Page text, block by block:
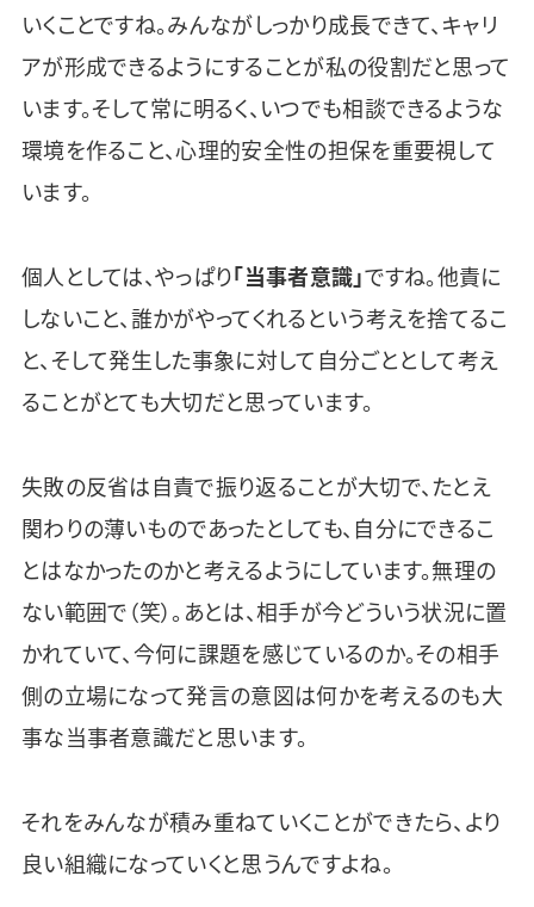
いくことですね。みんながしっかり成長できて、キャリ
アが形成できるようにすることが私の役割だと思って
います。そして常に明るく、いつでも相談できるような
環境を作ること、心理的安全性の担保を重要視して
います。
個人としては、やっぱり「当事者意識」ですね。他責に
しないこと、誰かがやってくれるという考えを捨てるこ
と、そして発生した事象に対して自分ごととして考え
ることがとても大切だと思っています。
失敗の反省は自責で振り返ることが大切で、たとえ
関わりの薄いものであったとしても、自分にできるこ
とはなかったのかと考えるようにしています。無理の
ない範囲で（笑）。あとは、相手が今どういう状況に置
かれていて、今何に課題を感じているのか。その相手
側の立場になって発言の意図は何かを考えるのも大
事な当事者意識だと思います。
それをみんなが積み重ねていくことができたら、より
良い組織になっていくと思うんですよね。